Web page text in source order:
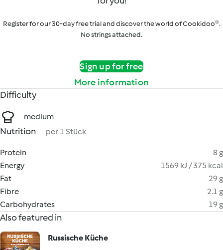
Register for our 30-day free trial and discover the world of Cookidoo®.
No strings attached.
Sign up for free
More information
Difficulty
medium
Nutrition per 1 Stück
Protein
8 g
Energy
1569 kJ / 375 kcal
Fat
29 g
Fibre
2.1 g
Carbohydrates
19 g
Also featured in
Russische Küche